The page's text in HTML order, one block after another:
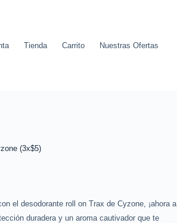
Tienda Carrito Nuestras Ofertas
(3x$5)
el desodorante roll on Trax de Cyzone, ¡ahora a
duradera y un aroma cautivador que te